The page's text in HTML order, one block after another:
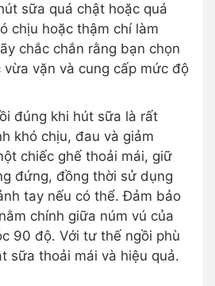
sữa quá chật hoặc quá
chịu hoặc thậm chí làm
chắc chắn rằng bạn chọn
vặn và cung cấp mức độ
đúng khi hút sữa là rất
khó chịu, đau và giảm
chiếc ghế thoải mái, giữ
đứng, đồng thời sử dụng
tay nếu có thể. Đảm bảo
chính giữa núm vú của
90 độ. Với tư thế ngồi phù
sữa thoải mái và hiệu quả.